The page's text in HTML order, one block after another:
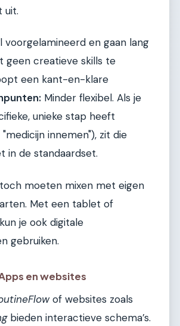
uit.
voorgelamineerd en gaan lang
geen creatieve skills te
een kant-en-klare
Minder flexibel. Als je
unieke stap heeft
innemen"), zit die
in de standaardset.
moeten mixen met eigen
Met een tablet of
je ook digitale
gebruiken.
en websites
of websites zoals
bieden interactieve schema’s.